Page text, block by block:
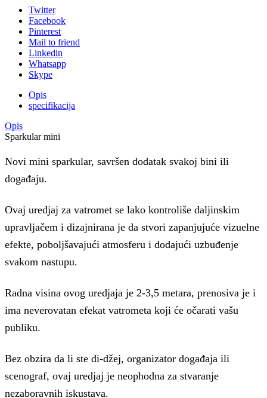
Twitter
Facebook
Pinterest
Mail to friend
Linkedin
Whatsapp
Skype
Opis
specifikacija
Opis
Sparkular mini
Novi mini sparkular, savršen dodatak svakoj bini ili
događaju.
Ovaj uredjaj za vatromet se lako kontroliše daljinskim
upravljačem i dizajnirana je da stvori zapanjujuće vizuelne
efekte, poboljšavajući atmosferu i dodajući uzbuđenje
svakom nastupu.
Radna visina ovog uredjaja je 2-3,5 metara, prenosiva je i
ima neverovatan efekat vatrometa koji će očarati vašu
publiku.
Bez obzira da li ste di-džej, organizator događaja ili
scenograf, ovaj uredjaj je neophodna za stvaranje
nezaboravnih iskustava.